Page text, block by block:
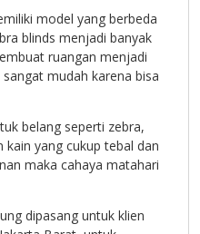
model yang berbeda
blinds menjadi banyak
ruangan menjadi
mudah karena bisa
belang seperti zebra,
yang cukup tebal dan
maka cahaya matahari
dipasang untuk klien